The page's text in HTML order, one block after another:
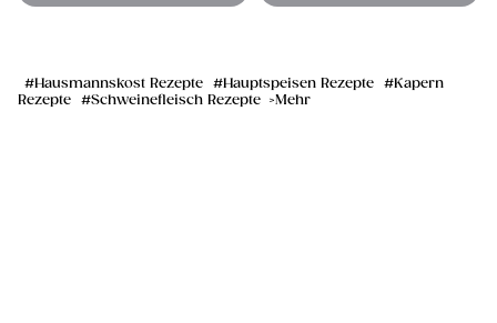
Hausmannskost Rezepte Hauptspeisen Rezepte
Kapern
Rezepte
Schweinefleisch Rezepte Mehr